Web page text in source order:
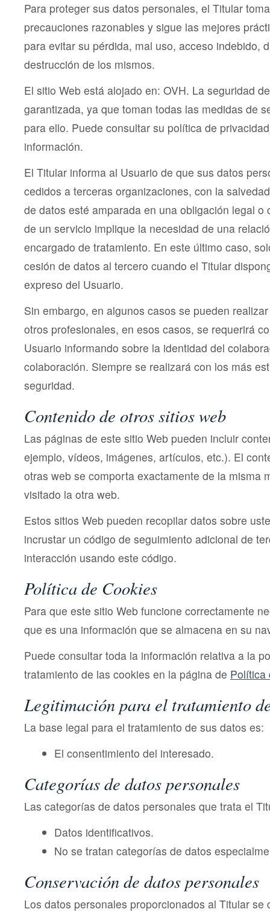
Para proteger sus datos personales, el Titular
precauciones razonables y sigue las mejores
para evitar su pérdida, mal uso, acceso indebido,
destrucción de los mismos.
El sitio Web está alojado en: OVH. La seguridad
garantizada, ya que toman todas las medidas de
para ello. Puede consultar su política de
información.
El Titular informa al Usuario de que sus datos
cedidos a terceras organizaciones, con la
de datos esté amparada en una obligación legal o
de un servicio implique la necesidad de una
encargado de tratamiento. En este último caso,
cesión de datos al tercero cuando el Titular
expreso del Usuario.
Sin embargo, en algunos casos se pueden
otros profesionales, en esos casos, se requerirá
Usuario informando sobre la identidad del
colaboración. Siempre se realizará con los más
seguridad.
Contenido de otros sitios web
Las páginas de este sitio Web pueden incluir
ejemplo, vídeos, imágenes, artículos, etc.). El
otras web se comporta exactamente de la misma
visitado la otra web.
Estos sitios Web pueden recopilar datos sobre
incrustar un código de seguimiento adicional de
interacción usando este código.
Política de Cookies
Para que este sitio Web funcione correctamente
que es una información que se almacena en su
Puede consultar toda la información relativa a la
tratamiento de las cookies en la página de Política
Legitimación para el tratamiento
La base legal para el tratamiento de sus datos es:
El consentimiento del interesado.
Categorías de datos personales
Las categorías de datos personales que trata el
Datos identificativos.
No se tratan categorías de datos
Conservación de datos personales
Los datos personales proporcionados al Titular se